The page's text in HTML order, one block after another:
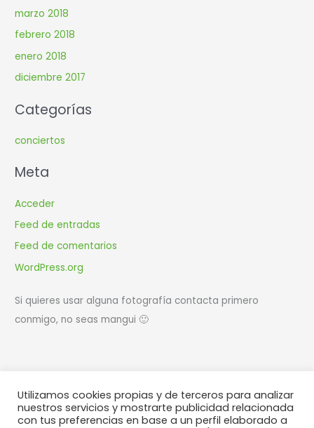
marzo 2018
febrero 2018
enero 2018
diciembre 2017
Categorías
conciertos
Meta
Acceder
Feed de entradas
Feed de comentarios
WordPress.org
Si quieres usar alguna fotografía contacta primero
conmigo, no seas mangui 🙂
Diseño y desarrollo webWIR | estudio creativo
Utilizamos cookies propias y de terceros para analizar
nuestros servicios y mostrarte publicidad relacionada
con tus preferencias en base a un perfil elaborado a